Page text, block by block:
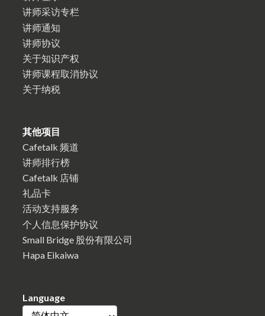
讲师采访专栏
讲师通知
讲师协议
关于知识产权
讲师课程取消协议
关于纳税
其他项目
Cafetalk 频道
讲师排行榜
Cafetalk 店铺
礼品卡
活动支持服务
个人信息保护协议
Small Bridge 股份有限公司
Hapa Eikaiwa
Language